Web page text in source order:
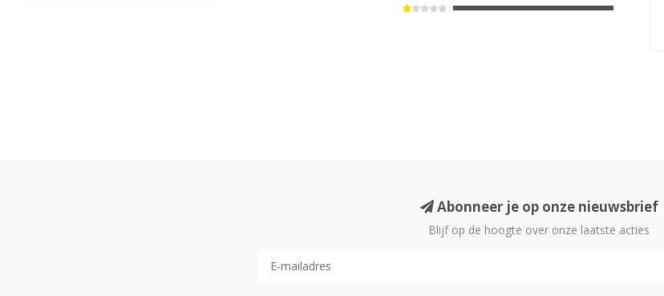
Abonneer je op onze nieuwsbrief
Blijf op de hoogte over onze laatste acties